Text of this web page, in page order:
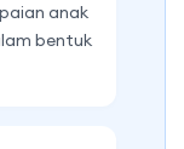
anak
bentuk